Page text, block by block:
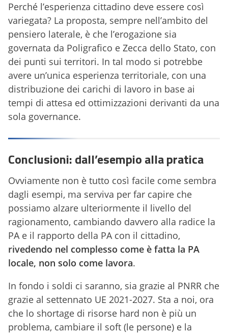
Perché l’esperienza cittadino deve essere così
variegata? La proposta, sempre nell’ambito del
pensiero laterale, è che l’erogazione sia
governata da Poligrafico e Zecca dello Stato, con
dei punti sui territori. In tal modo si potrebbe
avere un’unica esperienza territoriale, con una
distribuzione dei carichi di lavoro in base ai
tempi di attesa ed ottimizzazioni derivanti da una
sola governance.
Conclusioni: dall’esempio alla pratica
Ovviamente non è tutto così facile come sembra
dagli esempi, ma serviva per far capire che
possiamo alzare ulteriormente il livello del
ragionamento, cambiando davvero alla radice la
PA e il rapporto della PA con il cittadino,
rivedendo nel complesso come è fatta la PA
locale, non solo come lavora.
In fondo i soldi ci saranno, sia grazie al PNRR che
grazie al settennato UE 2021-2027. Sta a noi, ora
che lo shortage di risorse hard non è più un
problema, cambiare il soft (le persone) e la